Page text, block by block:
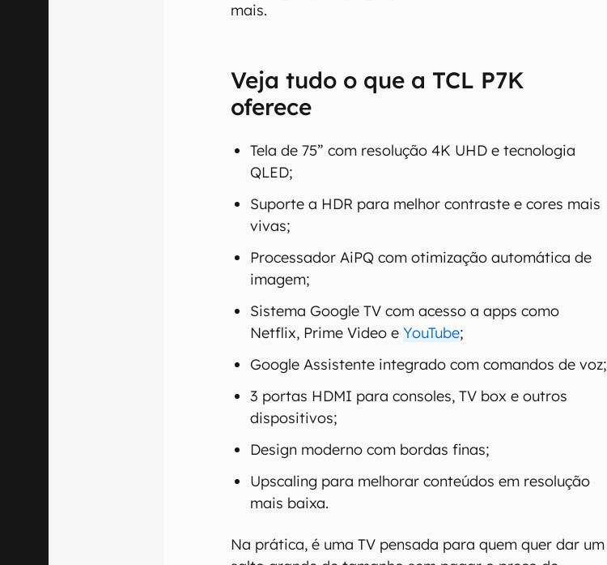
mais.
Veja tudo o que a TCL P7K
oferece
Tela de 75” com resolução 4K UHD e tecnologia
QLED;
Suporte a HDR para melhor contraste e cores mais
vivas;
Processador AiPQ com otimização automática de
imagem;
Sistema Google TV com acesso a apps como
Netflix, Prime Video eYouTube;
Google Assistente integrado com comandos de voz;
3 portas HDMI para consoles, TV box e outros
dispositivos;
Design moderno com bordas finas;
Upscaling para melhorar conteúdos em resolução
mais baixa.
Na prática, é uma TV pensada para quem quer dar um